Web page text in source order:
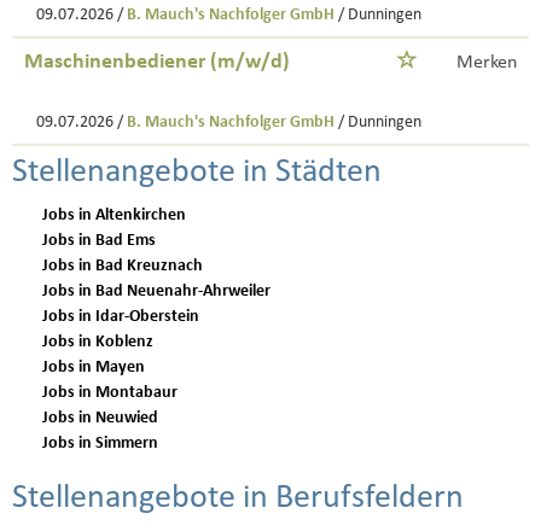
09.07.2026 / B. Mauch's Nachfolger GmbH / Dunningen
Maschinenbediener (m/w/d) Merken
09.07.2026 / B. Mauch's Nachfolger GmbH / Dunningen
Stellenangebote in Städten
Jobs in Altenkirchen
Jobs in Bad Ems
Jobs in Bad Kreuznach
Jobs in Bad Neuenahr-Ahrweiler
Jobs in Idar-Oberstein
Jobs in Koblenz
Jobs in Mayen
Jobs in Montabaur
Jobs in Neuwied
Jobs in Simmern
Stellenangebote in Berufsfeldern